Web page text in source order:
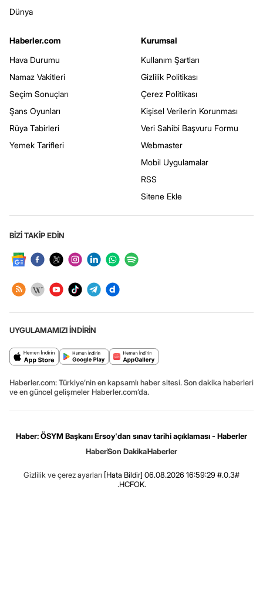
Dünya
Haberler.com
Hava Durumu
Namaz Vakitleri
Seçim Sonuçları
Şans Oyunları
Rüya Tabirleri
Yemek Tarifleri
Kurumsal
Kullanım Şartları
Gizlilik Politikası
Çerez Politikası
Kişisel Verilerin Korunması
Veri Sahibi Başvuru Formu
Webmaster
Mobil Uygulamalar
RSS
Sitene Ekle
BİZİ TAKİP EDİN
UYGULAMAMIZI İNDİRİN
Haberler.com: Türkiye’nin en kapsamlı haber sitesi. Son dakika haberleri
ve en güncel gelişmeler Haberler.com’da.
Haber: ÖSYM Başkanı Ersoy'dan sınav tarihi açıklaması - Haberler
HaberSon DakikaHaberler
Gizlilik ve çerez ayarları [Hata Bildir] 06.08.2026 16:59:29 #.0.3#
.HCFOK.